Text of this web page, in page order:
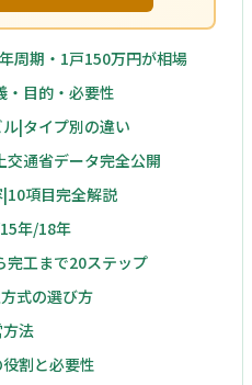
周期・1戸150万円が相場
・目的・必要性
|タイプ別の違い
通省データ完全公開
項目完全解説
年/18年
完工まで20ステップ
式の選び方
法
割と必要性